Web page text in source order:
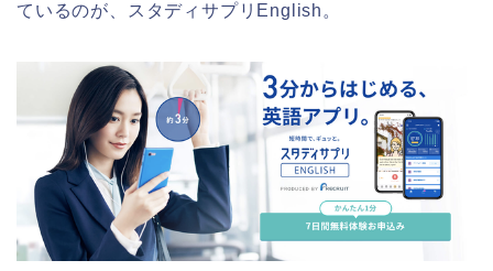
ているのが、スタディサプリEnglish。